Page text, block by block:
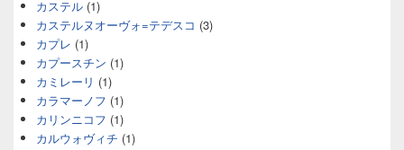
カステル (1)
カステルヌオーヴォ=テデスコ (3)
カプレ (1)
カプースチン (1)
カミレーリ (1)
カラマーノフ (1)
カリンニコフ (1)
カルウォヴィチ (1)